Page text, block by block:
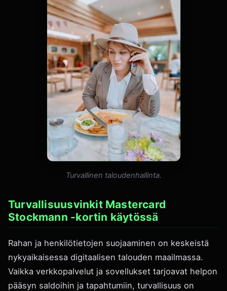
Turvallinen taloudenhallinta.
Turvallisuusvinkit Mastercard
Stockmann -kortin käytössä
Rahan ja henkilötietojen suojaaminen on keskeistä
nykyaikaisessa digitaalisen talouden maailmassa.
Vaikka verkkopalvelut ja sovellukset tarjoavat helpon
pääsyn saldoihin ja tapahtumiin, turvallisuus on